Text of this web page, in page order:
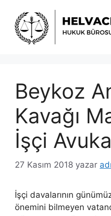
Beykoz
Kavağı
İşçi
27 Kasım 2018 yazar
İşçi davalarının
önemini bilmeyen